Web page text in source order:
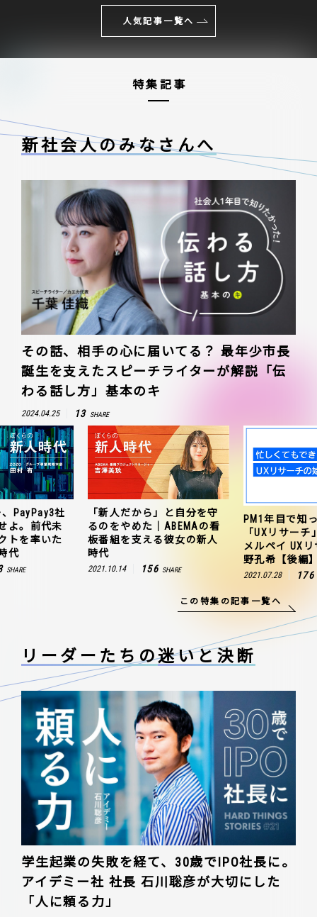
人気記事一覧へ
特集記事
新社会人のみなさんへ
その話、相手の心に届いてる？ 最年少市長
誕生を支えたスピーチライターが解説「伝
わる話し方」基本のキ
2024.04.25 13 SHARE
PayPay3社
よ。前代未
トを率いた
代
SHARE
「新人だから」と自分を守
るのをやめた｜ABEMAの看
板番組を支える彼女の新人
時代
2021.10.14 156 SHARE
PM1年目で知
「UXリサー
メルペイ UX
野孔希【後編
2021.07.28 176
この特集の記事一覧へ
リーダーたちの迷いと決断
学生起業の失敗を経て、30歳でIPO社長に。
アイデミー社 社長 石川聡彦が大切にした
「人に頼る力」